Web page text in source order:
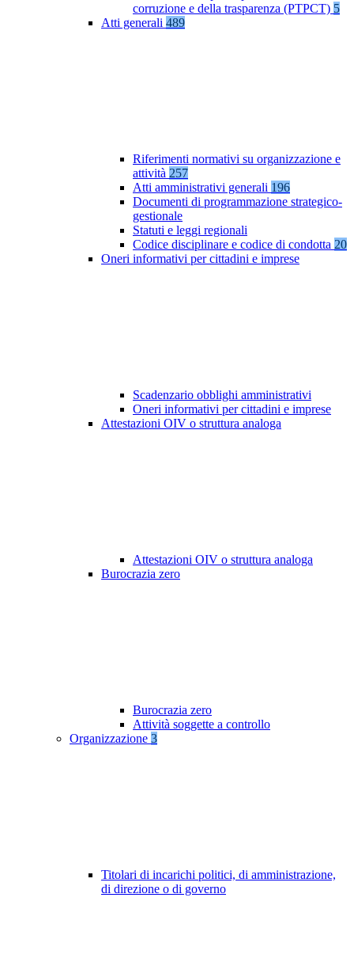
corruzione e della trasparenza (PTPCT) 5
Atti generali 489
Riferimenti normativi su organizzazione e
attività 257
Atti amministrativi generali 196
Documenti di programmazione strategico-
gestionale
Statuti e leggi regionali
Codice disciplinare e codice di condotta 20
Oneri informativi per cittadini e imprese
Scadenzario obblighi amministrativi
Oneri informativi per cittadini e imprese
Attestazioni OIV o struttura analoga
Attestazioni OIV o struttura analoga
Burocrazia zero
Burocrazia zero
Attività soggette a controllo
Organizzazione 3
Titolari di incarichi politici, di amministrazione,
di direzione o di governo